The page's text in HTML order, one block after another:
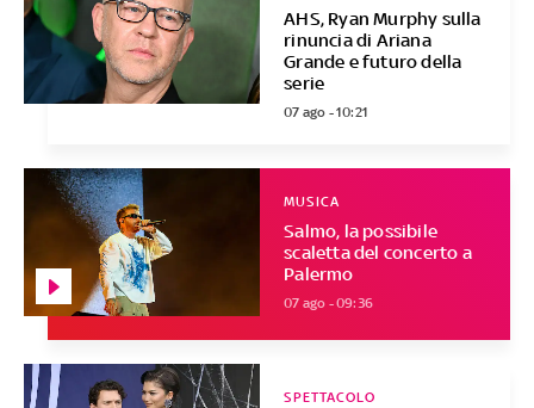
AHS, Ryan Murphy sulla
rinuncia di Ariana
Grande e futuro della
serie
07 ago - 10:21
Salmo, la possibile
scaletta del concerto a
Palermo
MUSICA
07 ago - 09:36
SPETTACOLO